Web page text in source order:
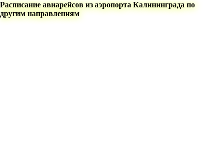
Расписание авиарейсов из аэропорта Калининграда по
другим направлениям